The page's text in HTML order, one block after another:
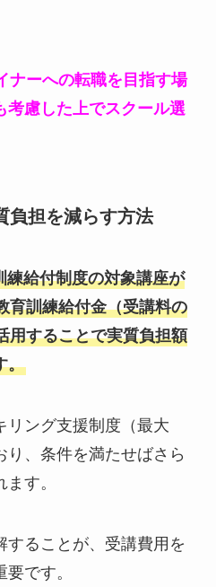
ナーへの転職を目指す場
考慮した上でスクール選
負担を減らす方法
給付制度の対象講座が
育訓練給付金（受講料の
用することで実質負担額
。
リング支援制度（最大
、条件を満たせばさら
す。
することが、受講費用を
です。